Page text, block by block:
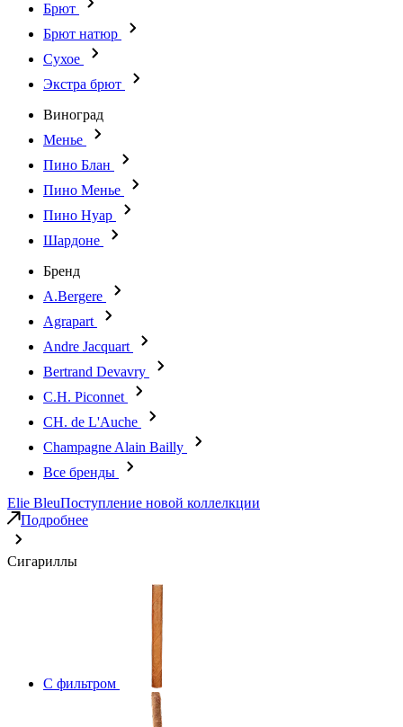
Брют
Брют натюр
Сухое
Экстра брют
Виноград
Менье
Пино Блан
Пино Менье
Пино Нуар
Шардоне
Бренд
A.Bergere
Agrapart
Andre Jacquart
Bertrand Devavry
C.H. Piconnet
CH. de L'Auche
Champagne Alain Bailly
Все бренды
Elie BleuПоступление новой коллелкции
Подробнее
Сигариллы
С фильтром